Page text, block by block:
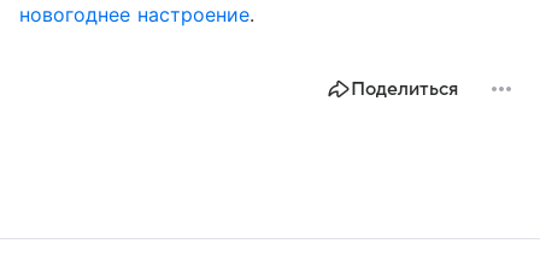
новогоднее настроение.
Поделиться